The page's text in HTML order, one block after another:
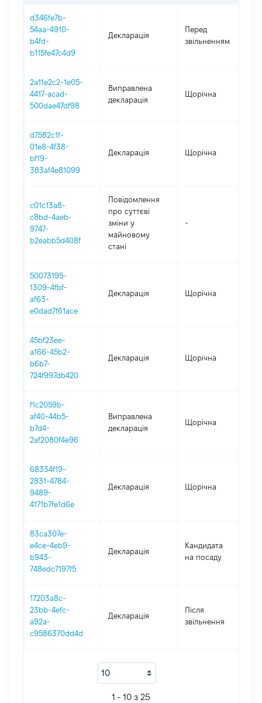
d346fe7b-
54aa-4910-
b4fd-
b115fe47c4d9
Декларація
Перед
звільненням
2a11e2c2-1e05-
4417-acad-
500dae47df98
Виправлена
декларація
Щорічна
d7582c1f-
01e8-4f38-
bf19-
383af4e81099
Декларація Щорічна
c01c13a8-
c8bd-4aeb-
9747-
b2eabb5d408f
Повідомлення
про суттєві
зміни y
майновому
стані
-
50073195-
1309-4fbf-
af63-
e0dad7f61ace
Декларація Щорічна
45bf23ee-
a166-45b2-
b6b7-
724f997db420
Декларація Щорічна
f1c2059b-
af40-44b5-
b7d4-
2af2080f4e96
Виправлена
декларація
Щорічна
68334f19-
2831-4784-
9489-
4171b7fe1d6e
Декларація Щорічна
83ca307e-
e4ce-4eb9-
b943-
748edc7197f5
Декларація
Кандидата
на посаду
17203a8c-
23bb-4efc-
a92a-
c9586370dd4d
Декларація
Після
звільнення
1 - 10 з 25